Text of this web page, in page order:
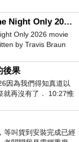
間房 範圍真的好
是生平第一次
旅遊 入住之後就只
後 想說先來住宿區
電影一夜限定2026 One Night Only 2026 movie
Only 2026 movie
by Travis Braun
後果
因為我們得知真道以
就再沒有了． 10:27惟
人的烈火
等叫貨到安裝完成已經